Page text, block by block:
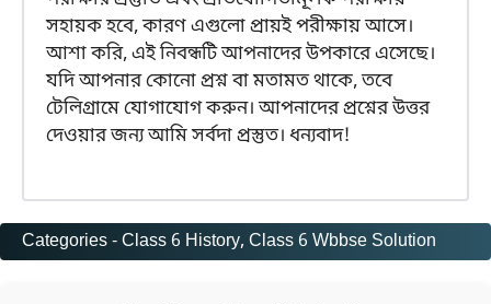
সহায়ক হবে, কারণ এগুলো প্রায়ই পরীক্ষায় আসে।
আশা করি, এই নিবন্ধটি আপনাদের উপকারে এসেছে।
যদি আপনার কোনো প্রশ্ন বা মতামত থাকে, তবে
টেলিগ্রামে যোগাযোগ করুন। আপনাদের প্রশ্নের উত্তর
দেওয়ার জন্য আমি সর্বদা প্রস্তুত। ধন্যবাদ!
Categories -Class 6 History, Class 6 Wbbse Solution